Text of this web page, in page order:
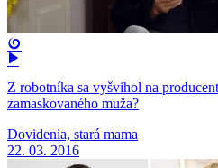
Z robotníka sa vyšvihol na
zamaskovaného muža?
Dovidenia, stará mama
22. 03. 2016